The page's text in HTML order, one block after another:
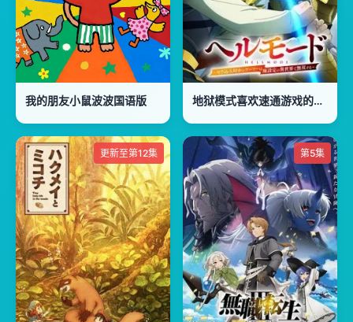
我的朋友小鼠波波国语版 地狱模式喜欢速通游戏的玩家在废设定异世界无双第2季
更新至第12集 第5集